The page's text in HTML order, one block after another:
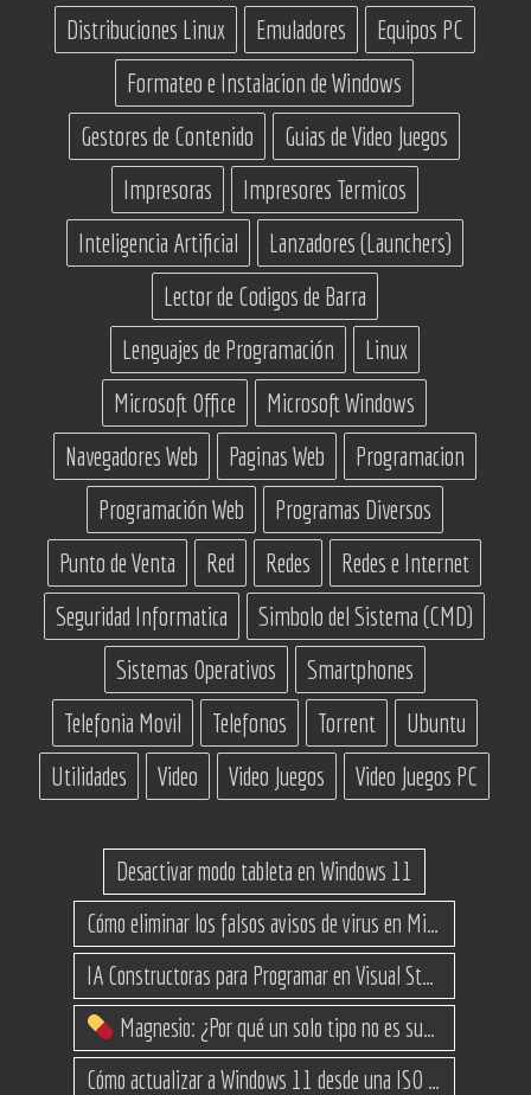
Distribuciones Linux
Emuladores
Equipos PC
Formateo e Instalacion de Windows
Gestores de Contenido
Guias de Video Juegos
Impresoras
Impresores Termicos
Inteligencia Artificial
Lanzadores (Launchers)
Lector de Codigos de Barra
Lenguajes de Programación
Linux
Microsoft Office
Microsoft Windows
Navegadores Web
Paginas Web
Programacion
Programación Web
Programas Diversos
Punto de Venta
Red Redes
Redes e Internet
Seguridad Informatica
Simbolo del Sistema (CMD)
Sistemas Operativos
Smartphones
Telefonia Movil
Telefonos Torrent
Ubuntu
Utilidades
Video Video Juegos Video Juegos PC
Desactivar modo tableta en Windows 11
Cómo eliminar los falsos avisos de virus en Microsoft Edge
IA Constructoras para Programar en Visual Studio con C#
Magnesio: ¿Por qué un solo tipo no es suficiente? (Guía de variantes)
Cómo actualizar a Windows 11 desde una ISO en equipos no compatibles